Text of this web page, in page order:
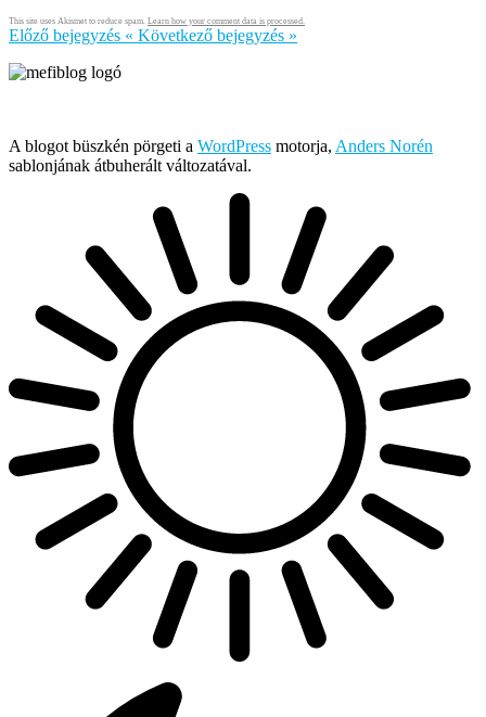
This site uses Akismet to reduce spam. Learn how your comment data is processed.
Előző bejegyzés « Következő bejegyzés »
A blogot büszkén pörgeti a WordPress motorja, Anders Norén
sablonjának átbuherált változatával.